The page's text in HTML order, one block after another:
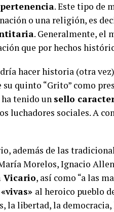
pertenencia. Este tipo de
o una religión, es
. Generalmente, el
que por hechos
hacer historia (otra
su quinto “Grito” como
ha tenido un sello
luchadores sociales. A
además de las
Morelos, Ignacio
Vicario, así como “a las
«vivas» al heroico pueblo
la libertad, la